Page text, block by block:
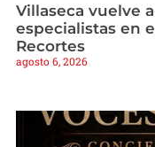
Villaseca vuelve
especialistas en
Recortes
agosto 6, 2026